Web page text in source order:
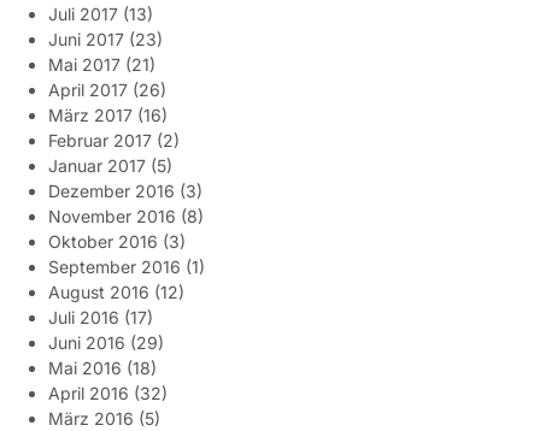
Juli 2017 (13)
Juni 2017 (23)
Mai 2017 (21)
April 2017 (26)
März 2017 (16)
Februar 2017 (2)
Januar 2017 (5)
Dezember 2016 (3)
November 2016 (8)
Oktober 2016 (3)
September 2016 (1)
August 2016 (12)
Juli 2016 (17)
Juni 2016 (29)
Mai 2016 (18)
April 2016 (32)
März 2016 (5)